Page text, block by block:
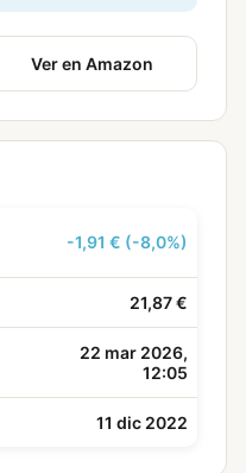
Ver en Amazon
-1,91 € (-8,0%)
21,87 €
22 mar 2026,
12:05
11 dic 2022